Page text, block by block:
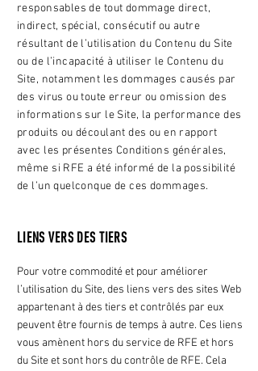
responsables de tout dommage direct,
indirect, spécial, consécutif ou autre
résultant de l’utilisation du Contenu du Site
ou de l’incapacité à utiliser le Contenu du
Site, notamment les dommages causés par
des virus ou toute erreur ou omission des
informations sur le Site, la performance des
produits ou découlant des ou en rapport
avec les présentes Conditions générales,
même si RFE a été informé de la possibilité
de l’un quelconque de ces dommages.
LIENS VERS DES TIERS
Pour votre commodité et pour améliorer
l’utilisation du Site, des liens vers des sites Web
appartenant à des tiers et contrôlés par eux
peuvent être fournis de temps à autre. Ces liens
vous amènent hors du service de RFE et hors
du Site et sont hors du contrôle de RFE. Cela